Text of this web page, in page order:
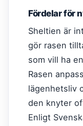
Fördelar för
Sheltien är
gör rasen
som vill ha
Rasen
lägenhetsliv
den knyter
Enligt